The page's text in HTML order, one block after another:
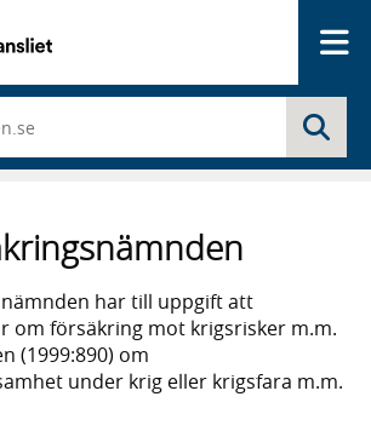
har till uppgift att
om försäkring mot krigsrisker m.m.
(1999:890) om
under krig eller krigsfara m.m.